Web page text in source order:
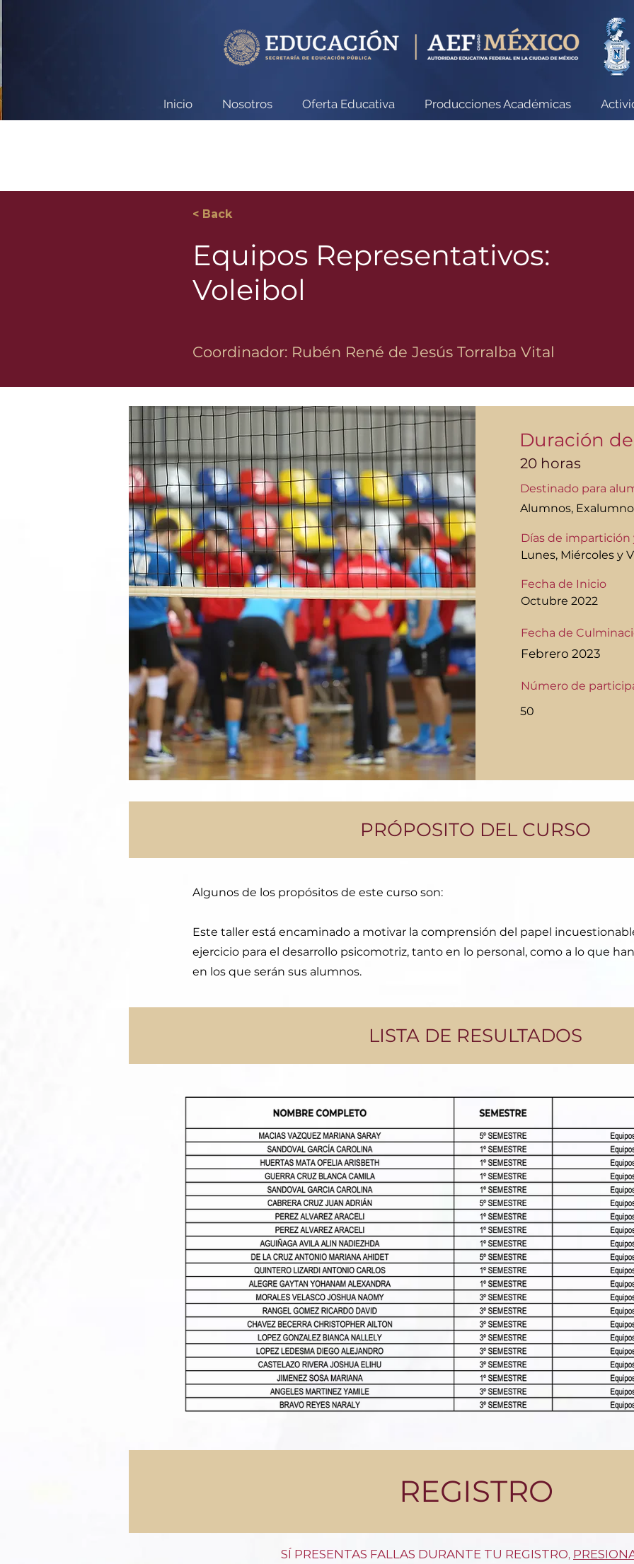
Inicio Nosotros Oferta Educativa Producciones Académicas
< Back
Equipos Representativos:
Voleibol
Coordinador: Rubén René de Jesús Torralba Vital
Duración
20 horas
Destinado para
Alumnos,
Días de impartición
Lunes, Miércoles y
Fecha de Inicio
Octubre 2022
Fecha de
Febrero 2023
Número de
50
PRÓPOSITO DEL CURSO
Algunos de los propósitos de este curso son:
Este taller está encaminado a motivar la comprensión del papel
ejercicio para el desarrollo psicomotriz, tanto en lo personal, como a lo que
en los que serán sus alumnos.
LISTA DE RESULTADOS
REGISTRO
​SÍ PRESENTAS FALLAS DURANTE TU REGISTRO,